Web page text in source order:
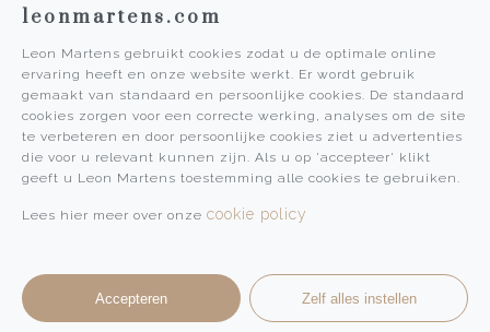
Historie
Algemene voorwaarden
Privacy Policy
Pers
Leon Martens
Leon Martens Juwelier
leonmartens.com
Leon Martens gebruikt cookies zodat u de optimale online
ervaring heeft en onze website werkt. Er wordt gebruik
gemaakt van standaard en persoonlijke cookies. De standaard
cookies zorgen voor een correcte werking, analyses om de site
te verbeteren en door persoonlijke cookies ziet u advertenties
die voor u relevant kunnen zijn. Als u op 'accepteer' klikt
geeft u Leon Martens toestemming alle cookies te gebruiken.
Lees hier meer over onze cookie policy
Accepteren Zelf alles instellen